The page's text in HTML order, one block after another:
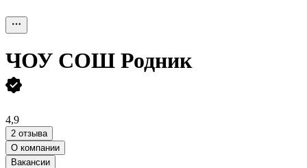
ЧОУ СОШ Родник
4,9
2 отзыва
О компании
Вакансии